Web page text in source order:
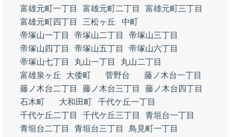
富雄元町一丁目
富雄元町二丁目
富雄元町三丁目
富雄元町四丁目
三松ヶ丘
中町
帝塚山一丁目
帝塚山二丁目
帝塚山三丁目
帝塚山四丁目
帝塚山五丁目
帝塚山六丁目
帝塚山七丁目
丸山一丁目
丸山二丁目
富雄泉ヶ丘
大倭町 菅野台
藤ノ木台一丁目
藤ノ木台二丁目
藤ノ木台三丁目
藤ノ木台四丁目
石木町
大和田町
千代ケ丘一丁目
千代ケ丘二丁目
千代ケ丘三丁目
青垣台一丁目
青垣台二丁目
青垣台三丁目
鳥見町一丁目